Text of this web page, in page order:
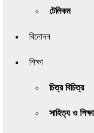
টেলিকম
বিনোদন
শিক্ষা
চিত্র বিচিত্র
সাহিত্য ও শিক্ষা